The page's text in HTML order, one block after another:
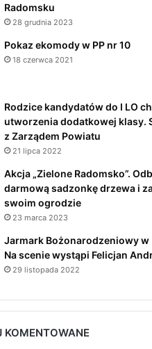
Radomsku
28 grudnia 2023
Pokaz ekomody w PP nr 10
18 czerwca 2021
Rodzice kandydatów do I LO
utworzenia dodatkowej klasy.
z Zarządem Powiatu
21 lipca 2022
Akcja „Zielone Radomsko”.
darmową sadzonkę drzewa i
swoim ogrodzie
23 marca 2023
Jarmark Bożonarodzeniowy w
Na scenie wystąpi Felicjan
29 listopada 2022
KOMENTOWANE